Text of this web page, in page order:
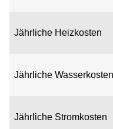
Jährliche Heizkosten
Jährliche Wasserkosten
Jährliche Stromkosten